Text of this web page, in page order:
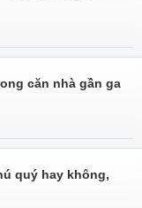
căn nhà gần ga
quý hay không,